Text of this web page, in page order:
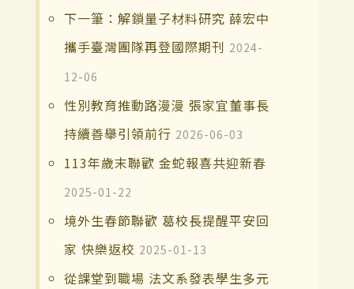
下一筆：解鎖量子材料研究 薛宏中
攜手臺灣團隊再登國際期刊 2024-
12-06
性別教育推動路漫漫 張家宜董事長
持續善舉引領前行 2026-06-03
113年歲末聯歡 金蛇報喜共迎新春
2025-01-22
境外生春節聯歡 葛校長提醒平安回
家 快樂返校 2025-01-13
從課堂到職場 法文系發表學生多元